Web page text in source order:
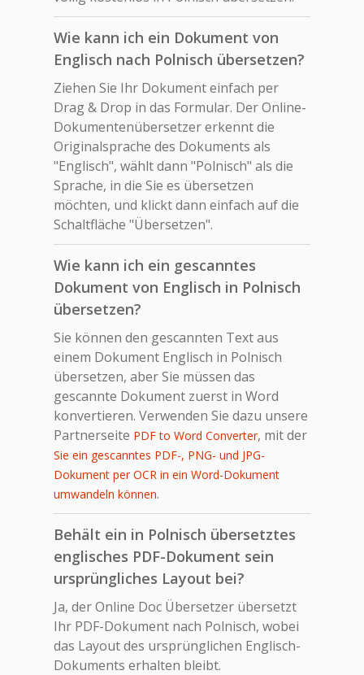
Wie kann ich ein Dokument von
Englisch nach Polnisch übersetzen?
Ziehen Sie Ihr Dokument einfach per
Drag & Drop in das Formular. Der Online-
Dokumentenübersetzer erkennt die
Originalsprache des Dokuments als
"Englisch", wählt dann "Polnisch" als die
Sprache, in die Sie es übersetzen
möchten, und klickt dann einfach auf die
Schaltfläche "Übersetzen".
Wie kann ich ein gescanntes
Dokument von Englisch in Polnisch
übersetzen?
Sie können den gescannten Text aus
einem Dokument Englisch in Polnisch
übersetzen, aber Sie müssen das
gescannte Dokument zuerst in Word
konvertieren. Verwenden Sie dazu unsere
Partnerseite PDF to Word Converter, mit der
Sie ein gescanntes PDF-, PNG- und JPG-
Dokument per OCR in ein Word-Dokument
umwandeln können.
Behält ein in Polnisch übersetztes
englisches PDF-Dokument sein
ursprüngliches Layout bei?
Ja, der Online Doc Übersetzer übersetzt
Ihr PDF-Dokument nach Polnisch, wobei
das Layout des ursprünglichen Englisch-
Dokuments erhalten bleibt.